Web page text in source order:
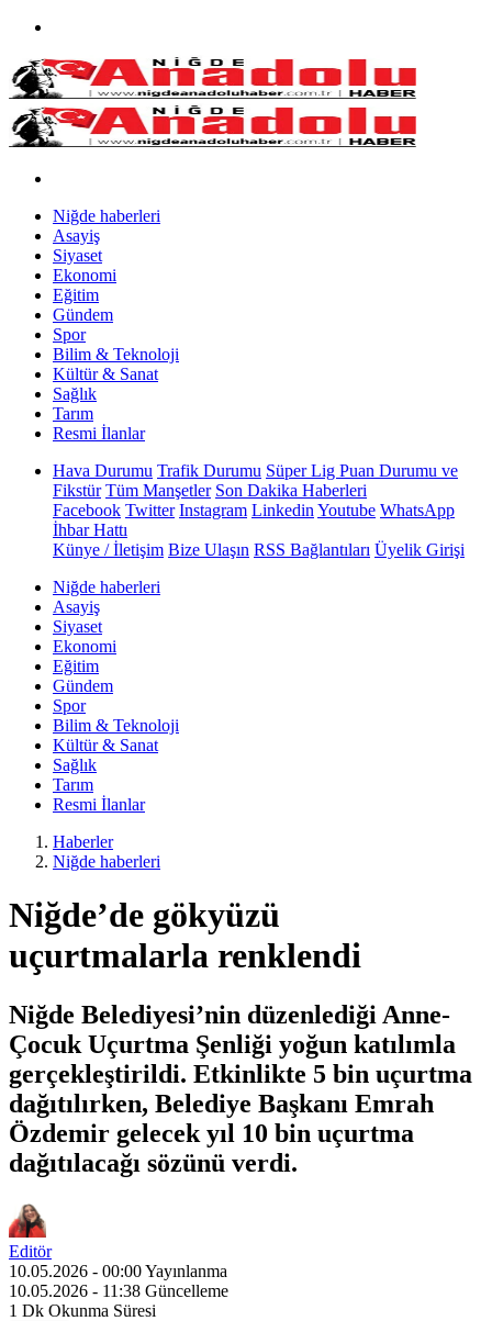
Niğde haberleri
Asayiş
Siyaset
Ekonomi
Eğitim
Gündem
Spor
Bilim & Teknoloji
Kültür & Sanat
Sağlık
Tarım
Resmi İlanlar
Hava Durumu Trafik Durumu Süper Lig Puan Durumu ve
Fikstür Tüm Manşetler Son Dakika Haberleri
Facebook Twitter Instagram Linkedin Youtube WhatsApp
İhbar Hattı
Künye / İletişim Bize Ulaşın RSS Bağlantıları Üyelik Girişi
Niğde haberleri
Asayiş
Siyaset
Ekonomi
Eğitim
Gündem
Spor
Bilim & Teknoloji
Kültür & Sanat
Sağlık
Tarım
Resmi İlanlar
Haberler
Niğde haberleri
Niğde’de gökyüzü
uçurtmalarla renklendi
Niğde Belediyesi’nin düzenlediği Anne-
Çocuk Uçurtma Şenliği yoğun katılımla
gerçekleştirildi. Etkinlikte 5 bin uçurtma
dağıtılırken, Belediye Başkanı Emrah
Özdemir gelecek yıl 10 bin uçurtma
dağıtılacağı sözünü verdi.
Editör
10.05.2026 - 00:00Yayınlanma
10.05.2026 - 11:38 Güncelleme
1 Dk Okunma Süresi